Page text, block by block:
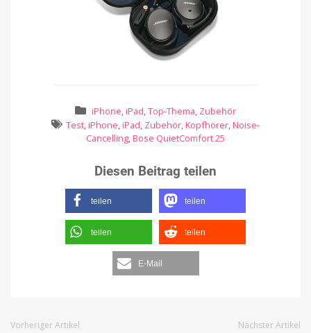
iPhone, iPad,Top-Thema, Zubehör
Test, iPhone, iPad, Zubehör, Kopfhörer, Noise-
Cancelling, Bose QuietComfort 25
Diesen Beitrag teilen
teilen teilen
teilen teilen
E-Mail
Vorheriger Artikel Nächster Artikel